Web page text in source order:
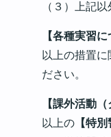
（３）上記
【各種実習に
以上の措置
ださい。
【課外活動
以上の 【特